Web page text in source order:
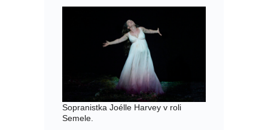
Sopranistka Joélle Harvey v roli
Semele.